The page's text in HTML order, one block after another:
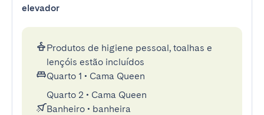
elevador
Produtos de higiene pessoal, toalhas e
lençóis estão incluídos
Quarto 1 • Cama Queen
Quarto 2 • Cama Queen
Banheiro • banheira